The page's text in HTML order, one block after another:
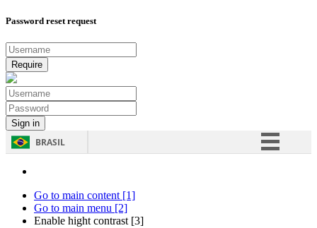
Password reset request
BRASIL
Go to main content [1]
Go to main menu [2]
Enable hight contrast [3]